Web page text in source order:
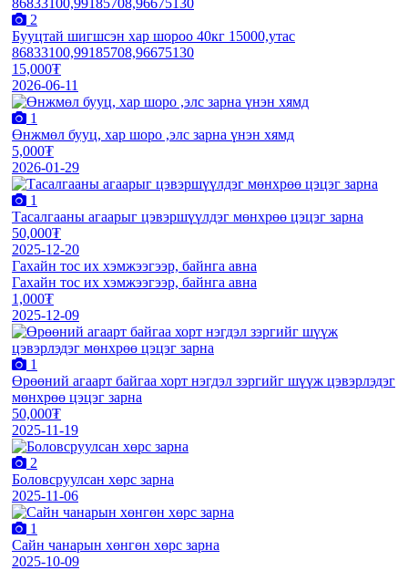
2
Бууцтай шигшсэн хар шороо 40кг 15000,утас
86833100,99185708,96675130
15,000₮
2026-06-11
1
Өнжмөл бууц, хар шоро ,элс зарна үнэн хямд
5,000₮
2026-01-29
1
Тасалгааны агаарыг цэвэршүүлдэг мөнхрөө цэцэг зарна
50,000₮
2025-12-20
Гахайн тос их хэмжээгээр, байнга авна
Гахайн тос их хэмжээгээр, байнга авна
1,000₮
2025-12-09
1
Өрөөний агаарт байгаа хорт нэгдэл зэргийг шүүж цэвэрлэдэг
мөнхрөө цэцэг зарна
50,000₮
2025-11-19
2
Боловсруулсан хөрс зарна
2025-11-06
1
Сайн чанарын хөнгөн хөрс зарна
2025-10-09